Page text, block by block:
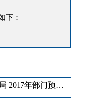
下：
克孜勒苏柯尔克孜自治州农牧机械管理局 2017年部门预算公开